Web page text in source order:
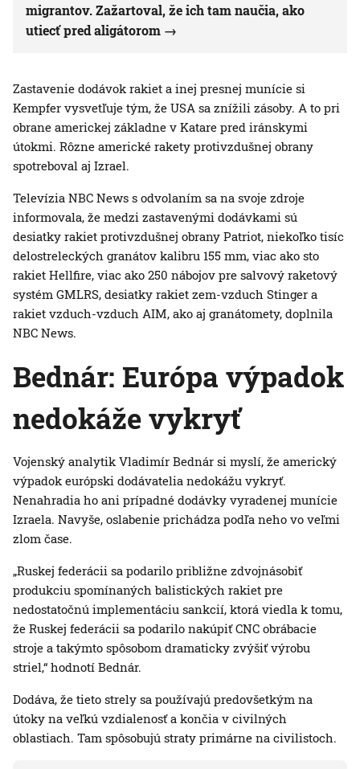
migrantov. Zažartoval, že ich tam naučia, ako
utiecť pred aligátorom
Zastavenie dodávok rakiet a inej presnej munície si
Kempfer vysvetľuje tým, že USA sa znížili zásoby. A to pri
obrane americkej základne v Katare pred iránskymi
útokmi. Rôzne americké rakety protivzdušnej obrany
spotreboval aj Izrael.
Televízia NBC News s odvolaním sa na svoje zdroje
informovala, že medzi zastavenými dodávkami sú
desiatky rakiet protivzdušnej obrany Patriot, niekoľko tisíc
delostreleckých granátov kalibru 155 mm, viac ako sto
rakiet Hellfire, viac ako 250 nábojov pre salvový raketový
systém GMLRS, desiatky rakiet zem-vzduch Stinger a
rakiet vzduch-vzduch AIM, ako aj granátomety, doplnila
NBC News.
Bednár: Európa výpadok
nedokáže vykryť
Vojenský analytik Vladimír Bednár si myslí, že americký
výpadok európski dodávatelia nedokážu vykryť.
Nenahradia ho ani prípadné dodávky vyradenej munície
Izraela. Navyše, oslabenie prichádza podľa neho vo veľmi
zlom čase.
„Ruskej federácii sa podarilo približne zdvojnásobiť
produkciu spomínaných balistických rakiet pre
nedostatočnú implementáciu sankcií, ktorá viedla k tomu,
že Ruskej federácii sa podarilo nakúpiť CNC obrábacie
stroje a takýmto spôsobom dramaticky zvýšiť výrobu
striel,“ hodnotí Bednár.
Dodáva, že tieto strely sa používajú predovšetkým na
útoky na veľkú vzdialenosť a končia v civilných
oblastiach. Tam spôsobujú straty primárne na civilistoch.